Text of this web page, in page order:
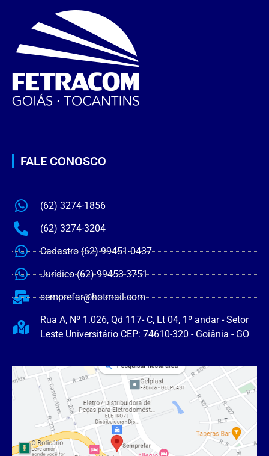
FALE CONOSCO
(62) 3274-1856
(62) 3274-3204
Cadastro (62) 99451-0437
Jurídico (62) 99453-3751
semprefar@hotmail.com
Rua A, Nº 1.026, Qd 117- C, Lt 04, 1º andar - Setor
Leste Universitário CEP: 74610-320 - Goiânia - GO